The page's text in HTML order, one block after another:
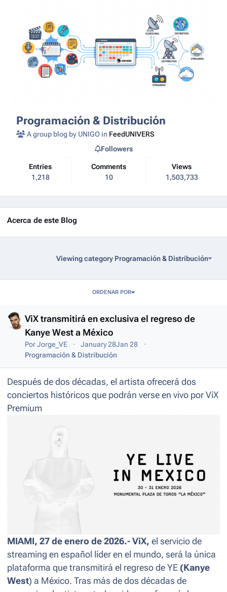
Programación & Distribución
A group blog by UNIGO in FeedUNIVERS
Entries
1,218
Comments
10
Views
1,503,733
Followers
Acerca de este Blog
Viewing category Programación & Distribución
ORDENAR POR
ViX transmitirá en exclusiva el regreso de
Kanye West a México
PorJorge_VE January 28Jan 28
Programación & Distribución
Después de dos décadas, el artista ofrecerá dos
conciertos históricos que podrán verse en vivo por ViX
Premium
MIAMI, 27 de enero de 2026.- ViX, el servicio de
streaming en español líder en el mundo, será la única
plataforma que transmitirá el regreso de YE (Kanye
West) a México. Tras más de dos décadas de